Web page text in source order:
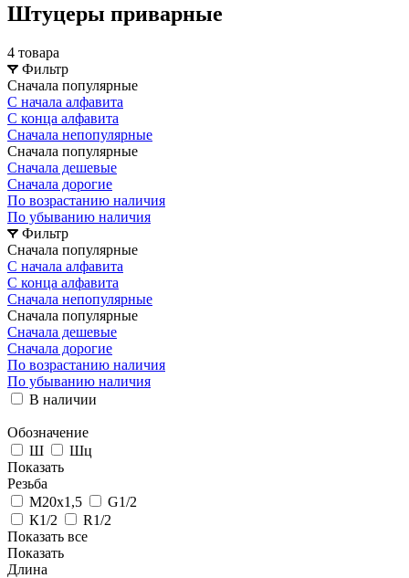
Штуцеры приварные
4 товара
Фильтр
Сначала популярные
С начала алфавита
С конца алфавита
Сначала непопулярные
Сначала популярные
Сначала дешевые
Сначала дорогие
По возрастанию наличия
По убыванию наличия
Фильтр
Сначала популярные
С начала алфавита
С конца алфавита
Сначала непопулярные
Сначала популярные
Сначала дешевые
Сначала дорогие
По возрастанию наличия
По убыванию наличия
В наличии
Обозначение
Ш
Шц
Показать
Резьба
М20х1,5
G1/2
К1/2
R1/2
Показать все
Показать
Длина